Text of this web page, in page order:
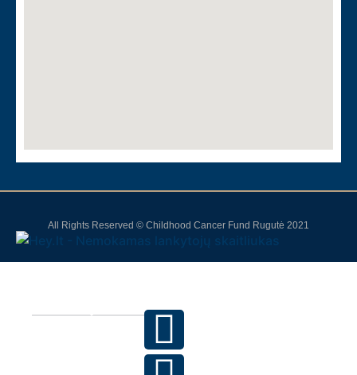
All Rights Reserved © Childhood Cancer Fund Rugutė 2021